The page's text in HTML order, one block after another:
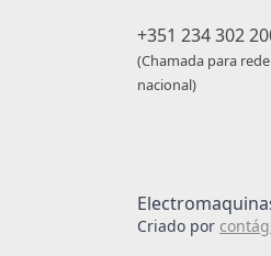
+351 234 302
(Chamada para
nacional)
Criado por